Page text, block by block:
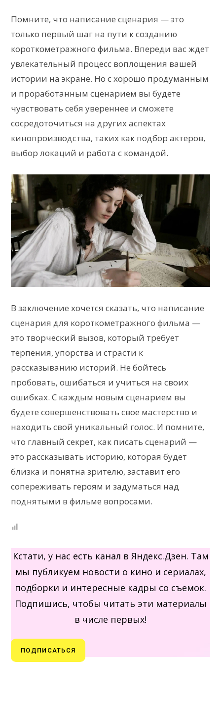
Помните, что написание сценария — это
только первый шаг на пути к созданию
короткометражного фильма. Впереди вас ждет
увлекательный процесс воплощения вашей
истории на экране. Но с хорошо продуманным
и проработанным сценарием вы будете
чувствовать себя увереннее и сможете
сосредоточиться на других аспектах
кинопроизводства, таких как подбор актеров,
выбор локаций и работа с командой.
В заключение хочется сказать, что написание
сценария для короткометражного фильма —
это творческий вызов, который требует
терпения, упорства и страсти к
рассказыванию историй. Не бойтесь
пробовать, ошибаться и учиться на своих
ошибках. С каждым новым сценарием вы
будете совершенствовать свое мастерство и
находить свой уникальный голос. И помните,
что главный секрет, как писать сценарий —
это рассказывать историю, которая будет
близка и понятна зрителю, заставит его
сопереживать героям и задуматься над
поднятыми в фильме вопросами.
Кстати, у нас есть канал в Яндекс.Дзен. Там
мы публикуем новости о кино и сериалах,
подборки и интересные кадры со съемок.
Подпишись, чтобы читать эти материалы
в числе первых!
ПОДПИСАТЬСЯ